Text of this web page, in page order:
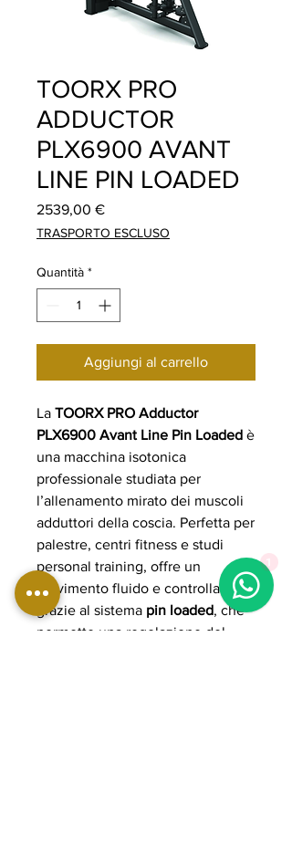
TOORX PRO
ADDUCTOR
PLX6900 AVANT
LINE PIN LOADED
2539,00 €Prezzo
TRASPORTO ESCLUSO
Quantità *
Aggiungi al carrello
La TOORX PRO Adductor
PLX6900 Avant Line Pin Loaded è
una macchina isotonica
professionale studiata per
l’allenamento mirato dei muscoli
adduttori della coscia. Perfetta per
palestre, centri fitness e studi
personal training, offre un
movimento fluido e controllato
grazie al sistema pin loaded, che
permette una regolazione del
1